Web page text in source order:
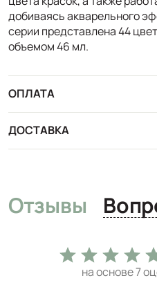
добиваясь акварельного
серии представлена 44
объемом 46 мл.
ОПЛАТА
ДОСТАВКА
Отзывы
на основе7